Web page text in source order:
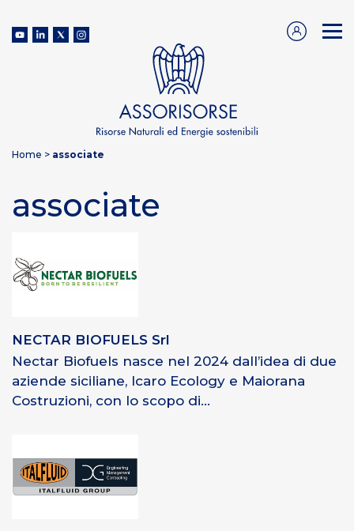
Home > associate
associate
NECTAR BIOFUELS Srl
Nectar Biofuels nasce nel 2024 dall’idea di due
aziende siciliane, Icaro Ecology e Maiorana
Costruzioni, con lo scopo di...